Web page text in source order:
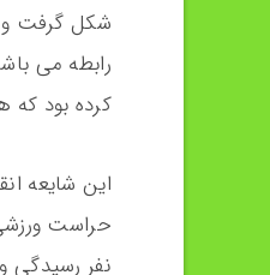
شکل گرفت و
رابطه می
کرده بود
این شایعه
حراست
نفر